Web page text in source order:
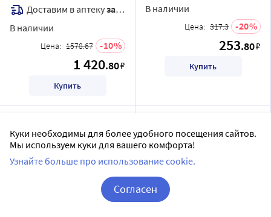
Доставим в аптекузавтра
В наличии
Цена: 1578.67 10
1 420.80₽
Купить
В наличии
Цена: 317.3 20
253.80₽
Купить
Куки необходимы для более удобного посещения сайтов.
Мы используем куки для вашего комфорта!
Узнайте больше про использование cookie.
Согласен